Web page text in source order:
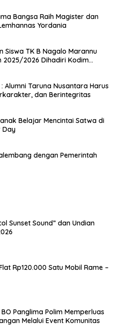
Bangsa Raih Magister dan
Yordania
Siswa TK B Nagalo Marannu
2025/2026 Dihadiri Kodim
Alumni Taruna Nusantara Harus
dan Berintegritas
Belajar Mencintai Satwa di
Day
dengan Pemerintah
Sunset Sound” dan Undian
Rp120.000 Satu Mobil Rame –
Panglima Polim Memperluas
Melalui Event Komunitas